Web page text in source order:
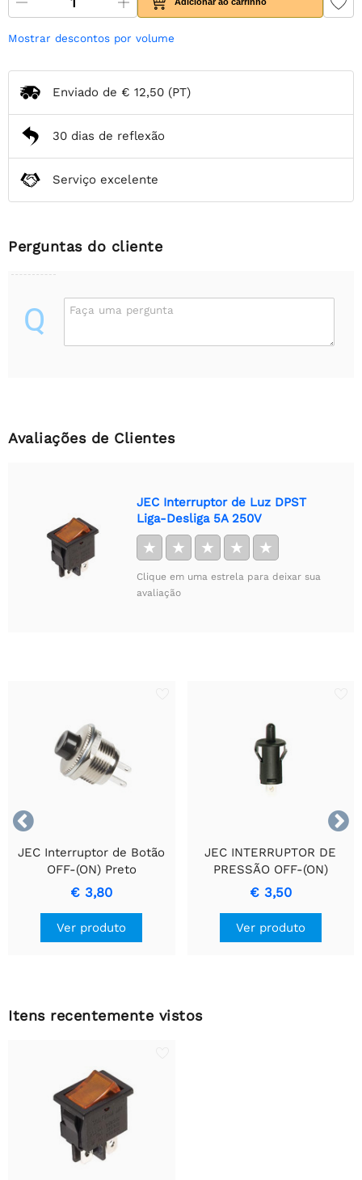
Mostrar descontos por volume
Enviado de € 12,50 (PT)
30 dias de reflexão
Serviço excelente
Perguntas do cliente
Q Faça uma pergunta
Avaliações de Clientes
JEC Interruptor de Luz DPST
Liga-Desliga 5A 250V
★ ★ ★ ★ ★
Clique em uma estrela para deixar sua
avaliação


JEC Interruptor de Botão
OFF-(ON) Preto
€ 3,80
Ver produto
JEC INTERRUPTOR DE
PRESSÃO OFF-(ON)
PRETO 1A - 250V
€ 3,50
Ver produto
Itens recentemente vistos